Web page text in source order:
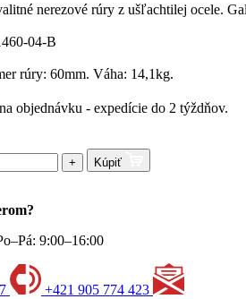
nerezové rúry z ušľachtilej ocele.
04-B
rúry: 60mm. Váha: 14,1kg.
objednávku - expedície do 2 týždňov.
+ Kúpiť
9:00–16:00
+421 905 774 423